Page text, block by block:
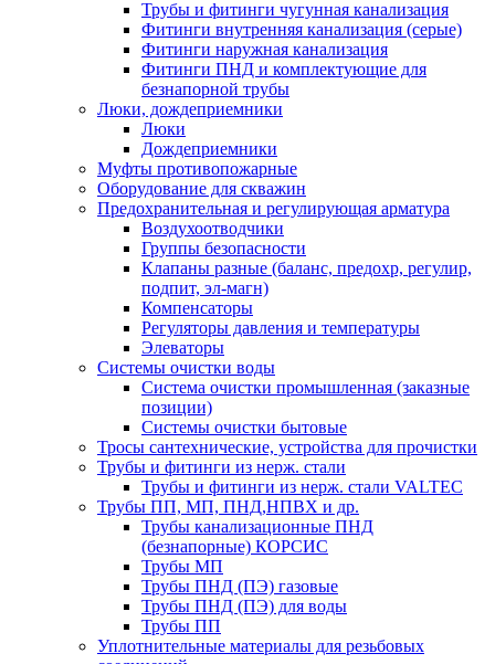
Трубы и фитинги чугунная канализация
Фитинги внутренняя канализация (серые)
Фитинги наружная канализация
Фитинги ПНД и комплектующие для
безнапорной трубы
Люки, дождеприемники
Люки
Дождеприемники
Муфты противопожарные
Оборудование для скважин
Предохранительная и регулирующая арматура
Воздухоотводчики
Группы безопасности
Клапаны разные (баланс, предохр, регулир,
подпит, эл-магн)
Компенсаторы
Регуляторы давления и температуры
Элеваторы
Системы очистки воды
Система очистки промышленная (заказные
позиции)
Системы очистки бытовые
Тросы сантехнические, устройства для прочистки
Трубы и фитинги из нерж. стали
Трубы и фитинги из нерж. стали VALTEC
Трубы ПП, МП, ПНД,НПВХ и др.
Трубы канализационные ПНД
(безнапорные) КОРСИС
Трубы МП
Трубы ПНД (ПЭ) газовые
Трубы ПНД (ПЭ) для воды
Трубы ПП
Уплотнительные материалы для резьбовых